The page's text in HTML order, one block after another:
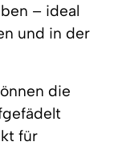
– ideal
und in der
die
für